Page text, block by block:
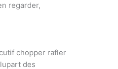
regarder,
chopper rafler
des